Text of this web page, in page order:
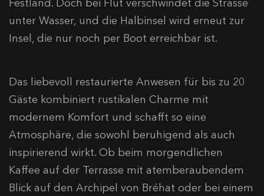
Festland. Doch bei Flut verschwindet die Strasse
unter Wasser, und die Halbinsel wird erneut zur
Insel, die nur noch per Boot erreichbar ist.
Das liebevoll restaurierte Anwesen für bis zu 20
Gäste kombiniert rustikalen Charme mit
modernem Komfort und schafft so eine
Atmosphäre, die sowohl beruhigend als auch
inspirierend wirkt. Ob beim morgendlichen
Kaffee auf der Terrasse mit atemberaubendem
Blick auf den Archipel von Bréhat oder bei einem